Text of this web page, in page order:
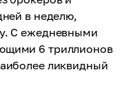
в неделю,
С ежедневными
6 триллионов
ликвидный